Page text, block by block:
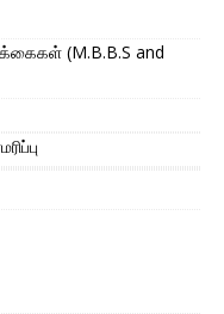
(M.B.B.S and